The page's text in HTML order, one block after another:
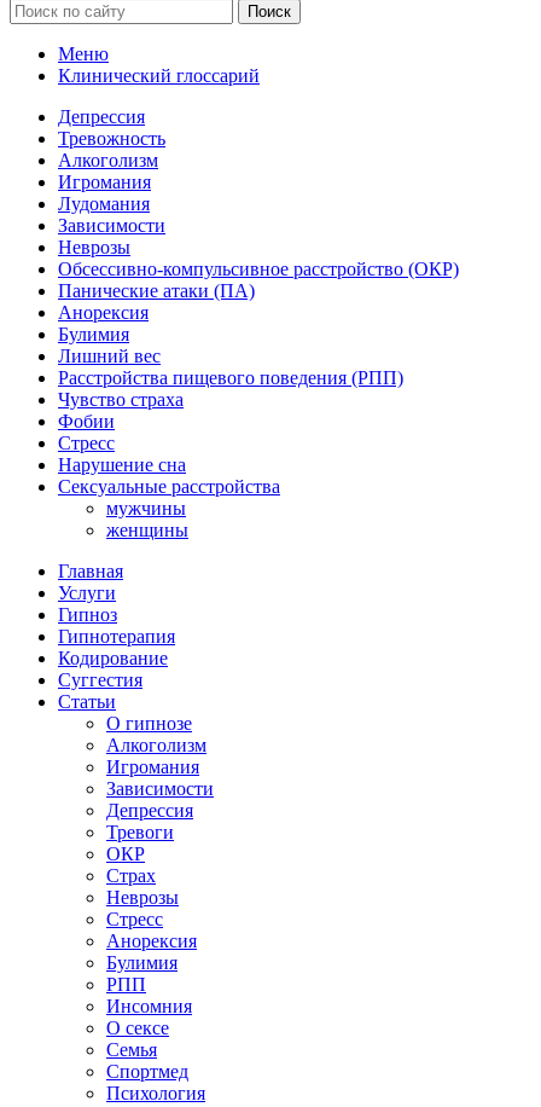
Поиск
Меню
Клинический глоссарий
Депрессия
Тревожность
Алкоголизм
Игромания
Лудомания
Зависимости
Неврозы
Обсессивно-компульсивное расстройство (ОКР)
Панические атаки (ПА)
Анорексия
Булимия
Лишний вес
Расстройства пищевого поведения (РПП)
Чувство страха
Фобии
Стресс
Нарушение сна
Сексуальные расстройства
мужчины
женщины
Главная
Услуги
Гипноз
Гипнотерапия
Кодирование
Суггестия
Статьи
О гипнозе
Алкоголизм
Игромания
Зависимости
Депрессия
Тревоги
ОКР
Страх
Неврозы
Стресс
Анорексия
Булимия
РПП
Инсомния
О сексе
Семья
Спортмед
Психология